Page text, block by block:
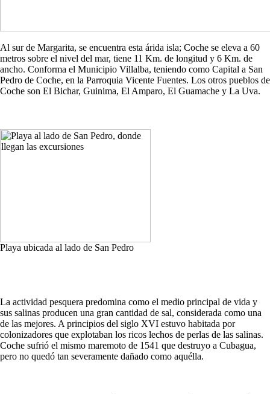
Al sur de Margarita, se encuentra esta árida isla; Coche se eleva a 60
metros sobre el nivel del mar, tiene 11 Km. de longitud y 6 Km. de
ancho. Conforma el Municipio Villalba, teniendo como Capital a San
Pedro de Coche, en la Parroquia Vicente Fuentes. Los otros pueblos de
Coche son El Bichar, Guinima, El Amparo, El Guamache y La Uva.
Playa ubicada al lado de San Pedro
La actividad pesquera predomina como el medio principal de vida y
sus salinas producen una gran cantidad de sal, considerada como una
de las mejores. A principios del siglo XVI estuvo habitada por
colonizadores que explotaban los ricos lechos de perlas de las salinas.
Coche sufrió el mismo maremoto de 1541 que destruyo a Cubagua,
pero no quedó tan severamente dañado como aquélla.